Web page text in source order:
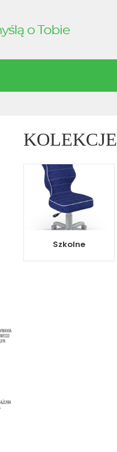
KOLEKCJE
Szkolne